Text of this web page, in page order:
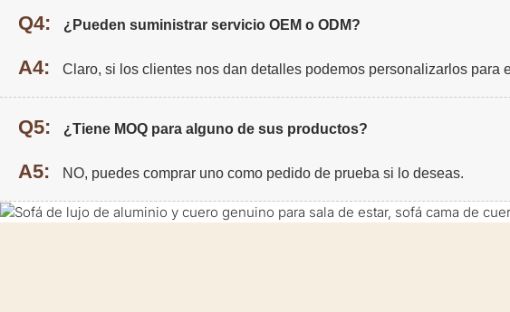
Q4: ¿Pueden suministrar servicio OEM o ODM?
A4: Claro, si los clientes nos dan detalles podemos personalizarlos para
Q5: ¿Tiene MOQ para alguno de sus productos?
A5: NO, puedes comprar uno como pedido de prueba si lo deseas.